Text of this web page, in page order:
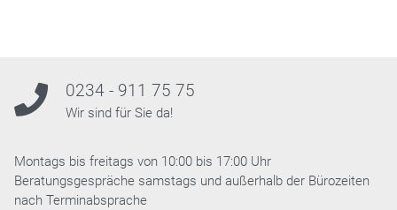
0234 - 911 75 75
Wir sind für Sie da!
Montags bis freitags von 10:00 bis 17:00 Uhr
Beratungsgespräche samstags und außerhalb der Bürozeiten
nach Terminabsprache